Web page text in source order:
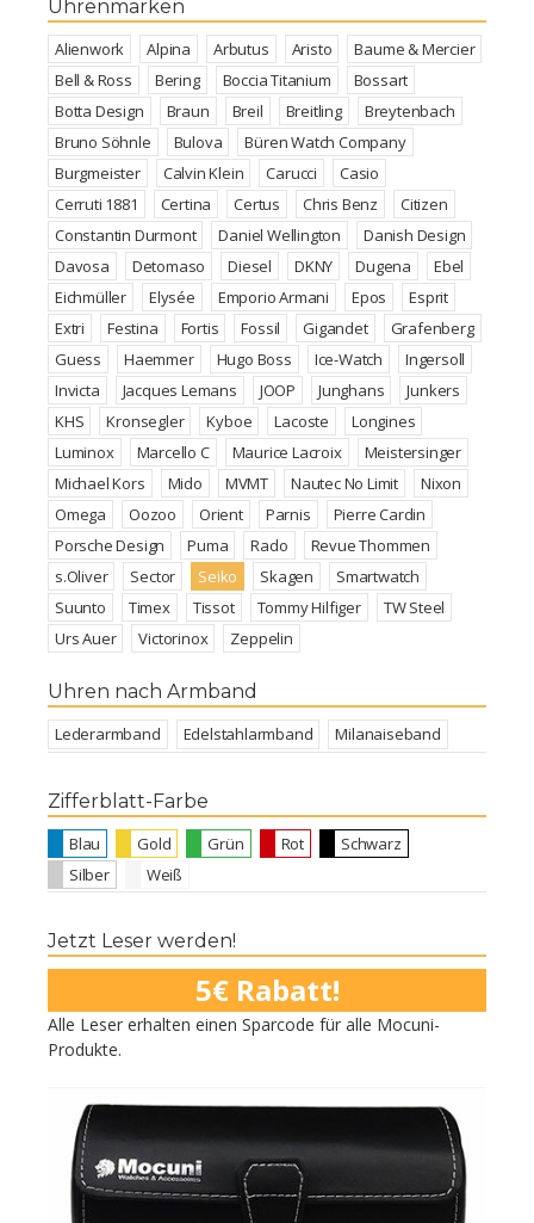
Uhrenmarken
Alienwork Alpina Arbutus Aristo
Baume & Mercier
Bell & Ross
Bering Boccia Titanium
Bossart
Botta Design
Braun Breil Breitling
Breytenbach
Bruno Söhnle
Bulova
Büren Watch Company
Burgmeister
Calvin Klein Carucci
Casio
Cerruti 1881
Certina Certus Chris Benz
Citizen
Constantin Durmont
Daniel Wellington
Danish Design
Davosa
Detomaso Diesel DKNY Dugena
Ebel
Eichmüller
Elysée Emporio Armani Epos
Esprit
Extri
Festina Fortis Fossil Gigandet
Grafenberg
Guess
Haemmer Hugo Boss Ice-Watch
Ingersoll
Invicta
Jacques Lemans JOOP Junghans
Junkers
KHS
Kronsegler Kyboe Lacoste
Longines
Luminox
Marcello C Maurice Lacroix
Meistersinger
Michael Kors
Mido MVMT Nautec No Limit
Nixon
Omega
Oozoo Orient Parnis
Pierre Cardin
Porsche Design
Puma Rado
Revue Thommen
s.Oliver
Sector Seiko Skagen
Smartwatch
Suunto
Timex Tissot Tommy Hilfiger
TW Steel
Urs Auer
Victorinox Zeppelin
Uhren nach Armband
Lederarmband Edelstahlarmband Milanaiseband
Zifferblatt-Farbe
Blau Gold Grün Rot
Schwarz
Silber
Weiß
Jetzt Leser werden!
5€ Rabatt!
Alle Leser erhalten einen Sparcode für alle Mocuni-
Produkte.